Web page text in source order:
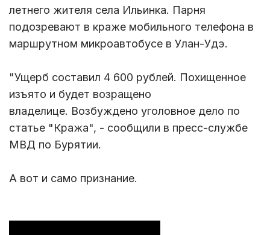
летнего жителя села Ильинка. Парня
подозревают в краже мобильного телефона в
маршрутном микроавтобусе в Улан-Удэ.
"Ущерб составил 4 600 рублей. Похищенное
изъято и будет возращено
владелице. Возбуждено уголовное дело по
статье "Кража", - сообщили в пресс-службе
МВД по Бурятии.
А вот и само признание.